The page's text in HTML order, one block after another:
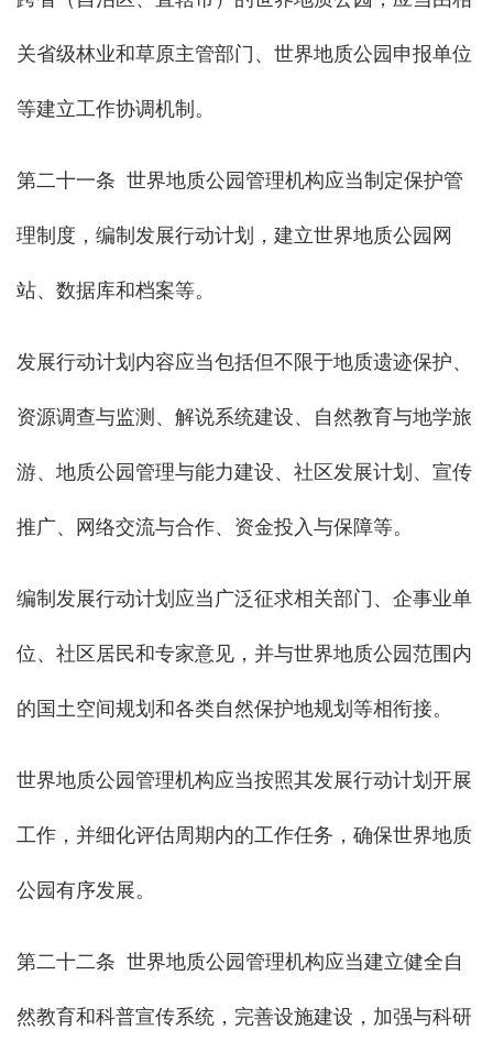
关省级林业和草原主管部门、世界地质公园申报单位
等建立工作协调机制。
第二十一条 世界地质公园管理机构应当制定保护管
理制度，编制发展行动计划，建立世界地质公园网
站、数据库和档案等。
发展行动计划内容应当包括但不限于地质遗迹保护、
资源调查与监测、解说系统建设、自然教育与地学旅
游、地质公园管理与能力建设、社区发展计划、宣传
推广、网络交流与合作、资金投入与保障等。
编制发展行动计划应当广泛征求相关部门、企事业单
位、社区居民和专家意见，并与世界地质公园范围内
的国土空间规划和各类自然保护地规划等相衔接。
世界地质公园管理机构应当按照其发展行动计划开展
工作，并细化评估周期内的工作任务，确保世界地质
公园有序发展。
第二十二条 世界地质公园管理机构应当建立健全自
然教育和科普宣传系统，完善设施建设，加强与科研